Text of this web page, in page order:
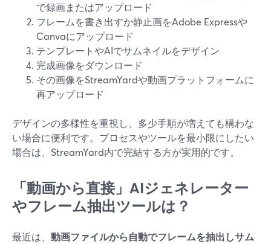
で録画またはアップロード
フレームを書き出すか静止画をAdobe Expressや
Canvaにアップロード
テンプレートやAIでサムネイルをデザイン
完成画像をダウンロード
その画像をStreamYardや動画プラットフォームに
再アップロード
デザインの多様性を重視し、多少手順が増えても構わな
い場合に便利です。プロセスやツールを最小限にしたい
場合は、StreamYard内で完結する方が実用的です。
「動画から直接」AIジェネレーター
やフレーム抽出ツールは？
最近は、 動画ファイルから自動でフレームを抽出しサム